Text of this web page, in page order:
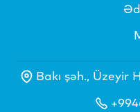
Bakı şəh., Üzeyir